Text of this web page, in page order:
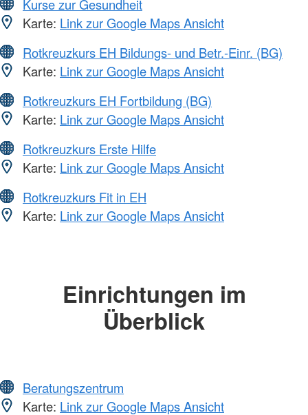
Kurse zur Gesundheit
Karte: Link zur Google Maps Ansicht
Rotkreuzkurs EH Bildungs- und Betr.-Einr. (BG)
Karte: Link zur Google Maps Ansicht
Rotkreuzkurs EH Fortbildung (BG)
Karte: Link zur Google Maps Ansicht
Rotkreuzkurs Erste Hilfe
Karte: Link zur Google Maps Ansicht
Rotkreuzkurs Fit in EH
Karte: Link zur Google Maps Ansicht
Einrichtungen im
Überblick
Beratungszentrum
Karte: Link zur Google Maps Ansicht